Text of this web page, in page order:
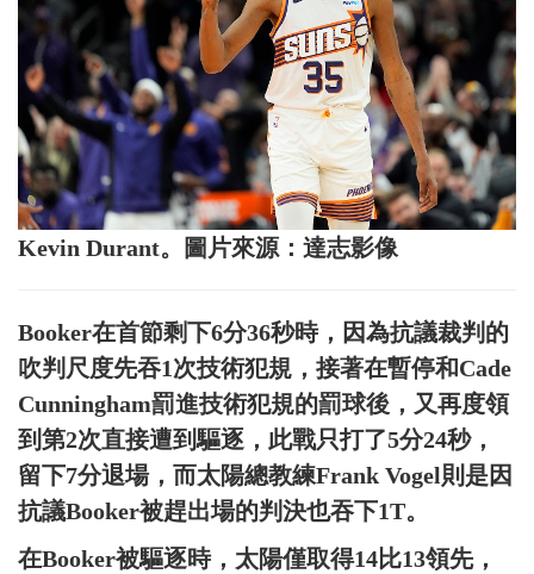
Kevin Durant。圖片來源：達志影像
Booker在首節剩下6分36秒時，因為抗議裁判的
吹判尺度先吞1次技術犯規，接著在暫停和Cade
Cunningham罰進技術犯規的罰球後，又再度領
到第2次直接遭到驅逐，此戰只打了5分24秒，
留下7分退場，而太陽總教練Frank Vogel則是因
抗議Booker被趕出場的判決也吞下1T。
在Booker被驅逐時，太陽僅取得14比13領先，